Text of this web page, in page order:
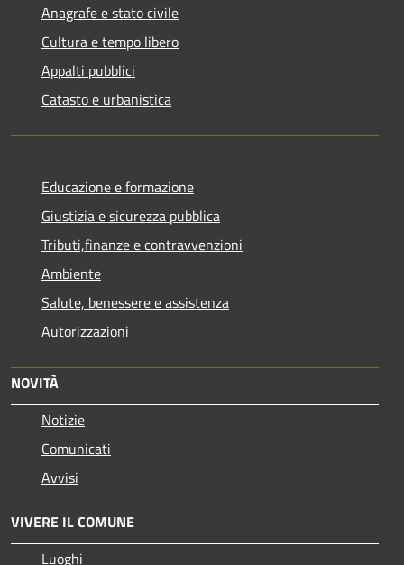
Anagrafe e stato civile
Cultura e tempo libero
Appalti pubblici
Catasto e urbanistica
Educazione e formazione
Giustizia e sicurezza pubblica
Tributi,finanze e contravvenzioni
Ambiente
Salute, benessere e assistenza
Autorizzazioni
NOVITÀ
Notizie
Comunicati
Avvisi
VIVERE IL COMUNE
Luoghi